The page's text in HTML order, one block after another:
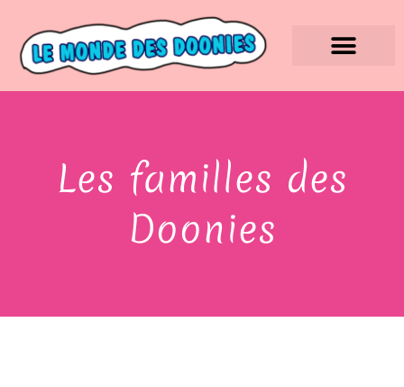
Les familles des
Doonies